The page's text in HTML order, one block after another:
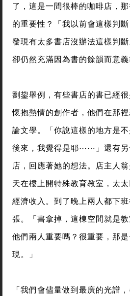
了，這是一間很棒的咖啡店，
的重要性？「我以前會這樣判
發現有太多書店沒辦法這樣判
卻仍然充滿因為書的餘韻而意義
劉鋆舉例，有些書店的書已經
懷抱熱情的創作者，他們在那
論文學。「你說這樣的地方是
後來，我覺得是耶⋯⋯」還有另
店，回應著她的想法。店主人
天在樓上開特殊教育教室，太
經濟收入。到了晚上兩人都下
張。「書拿掉，這棟空間就是
他們兩人重要嗎？很重要，那
現。」
「我們會儘量做到最廣的光譜